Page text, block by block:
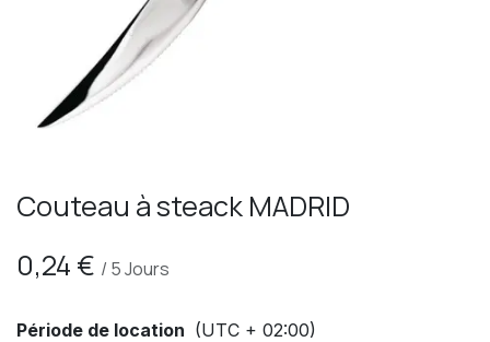
Couteau à steack MADRID
0,24 € / 5Jours
Période de location (UTC + 02:00)